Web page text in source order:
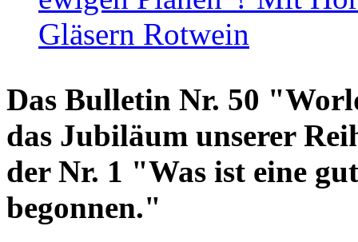
Gläsern Rotwein
Das Bulletin Nr. 50
das Jubiläum unserer
der Nr. 1 "Was ist eine
begonnen."